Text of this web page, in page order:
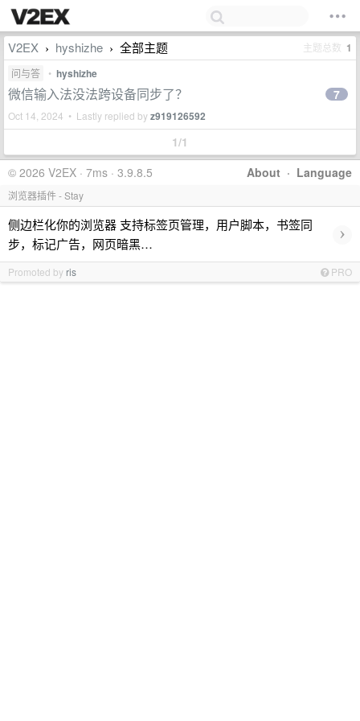
V2EX › hyshizhe › 全部主题 主题总数 1
问与答 • hyshizhe
微信输入法没法跨设备同步了？
Oct 14, 2024 • Lastly replied byz919126592
7
1/1
About · Language
© 2026 V2EX · 7ms · 3.9.8.5
浏览器插件 - Stay
侧边栏化你的浏览器 支持标签页管理，用户脚本，书签同
步，标记广告，网页暗黑…
›
Promoted by ris PRO